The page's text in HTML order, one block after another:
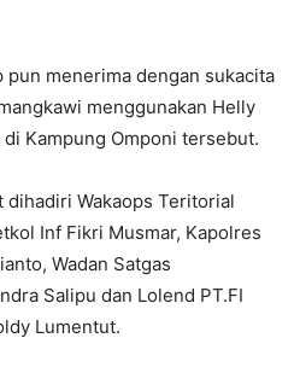
pun menerima dengan sukacita
menggunakan Helly
Kampung Omponi tersebut.
Wakaops Teritorial
Inf Fikri Musmar, Kapolres
Wadan Satgas
Salipu dan Lolend PT.FI
Lumentut.